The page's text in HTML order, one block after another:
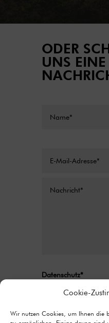
Cookie-
Wir nutzen Cookies, um Ihnen die
ODER
UNS EINE
Datenschutz*
Ich stimme zu,
meiner Anfrage